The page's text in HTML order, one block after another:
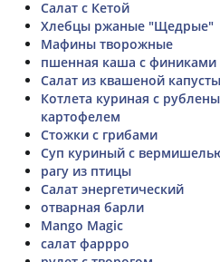
Салат с Кетой
Хлебцы ржаные "Щедрые"
Мафины творожные
пшенная каша с финиками
Салат из квашеной
Котлета куриная с
картофелем
Стожки с грибами
Суп куриный с
рагу из птицы
Салат энергетический
отварная барли
Mango Magic
салат фаррро